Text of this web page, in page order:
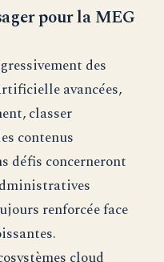
pour la MEG
des
avancées,
classer
contenus
défis concerneront
renforcée face